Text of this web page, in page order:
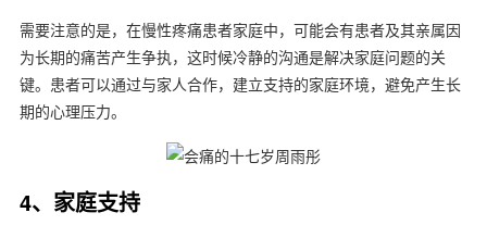
需要注意的是，在慢性疼痛患者家庭中，可能会有患者及其亲属因
为长期的痛苦产生争执，这时候冷静的沟通是解决家庭问题的关
键。患者可以通过与家人合作，建立支持的家庭环境，避免产生长
期的心理压力。
4、家庭支持